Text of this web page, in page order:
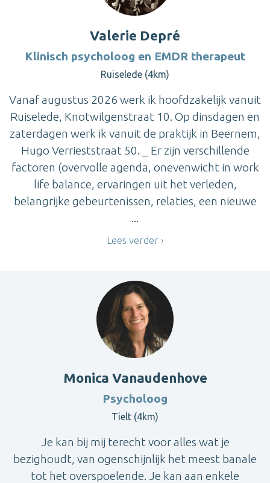
Valerie Depré
Klinisch psycholoog en EMDR therapeut
Ruiselede (4km)
Vanaf augustus 2026 werk ik hoofdzakelijk vanuit
Ruiselede, Knotwilgenstraat 10. Op dinsdagen en
zaterdagen werk ik vanuit de praktijk in Beernem,
Hugo Verrieststraat 50. _ Er zijn verschillende
factoren (overvolle agenda, onevenwicht in work
life balance, ervaringen uit het verleden,
belangrijke gebeurtenissen, relaties, een nieuwe
...
Lees verder
Monica Vanaudenhove
Psycholoog
Tielt (4km)
Je kan bij mij terecht voor alles wat je
bezighoudt, van ogenschijnlijk het meest banale
tot het overspoelende. Je kan aan enkele